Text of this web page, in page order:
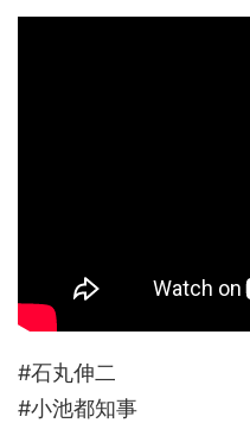
#石丸伸二
#小池都知事